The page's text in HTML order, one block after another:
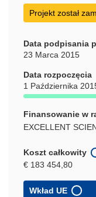
Projekt został
Data podpisania
23 Marca 2015
Data rozpoczęcia
1 Października
Finansowanie w
EXCELLENT
Koszt całkowity
€ 183 454,80
Wkład UE